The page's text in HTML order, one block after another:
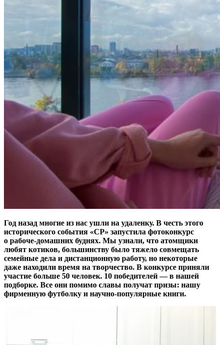
Год назад многие из нас ушли на удаленку. В честь этого
исторического события «СР» запустила фотоконкурс
о рабоче-домашних буднях. Мы узнали, что атомщики
любят котиков, большинству было тяжело совмещать
семейные дела и дистанционную работу, но некоторые
даже находили время на творчество. В конкурсе приняли
участие больше 50 человек. 10 победителей — ​в нашей
подборке. Все они помимо славы получат призы: нашу
фирменную футболку и научно-популярные книги.